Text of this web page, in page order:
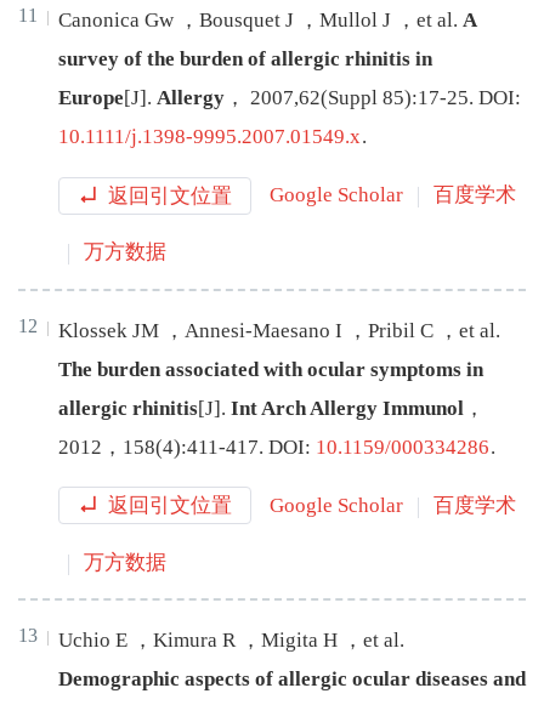
11 Canonica Gw ， Bousquet J ， Mullol J ， et al. A
survey of the burden of allergic rhinitis in
Europe[J] . Allergy ， 2007,62(Suppl 85):17-25. DOI:
10.1111/j.1398-9995.2007.01549.x.
返回引文位置 Google Scholar 百度学术
万方数据
12 Klossek JM ， Annesi-Maesano I ， Pribil C ， et al.
The burden associated with ocular symptoms in
allergic rhinitis[J]. Int Arch Allergy Immunol ，
2012 ， 158(4):411-417. DOI: 10.1159/000334286.
返回引文位置 Google Scholar 百度学术
万方数据
13 Uchio E ， Kimura R ， Migita H ， et al.
Demographic aspects of allergic ocular diseases and